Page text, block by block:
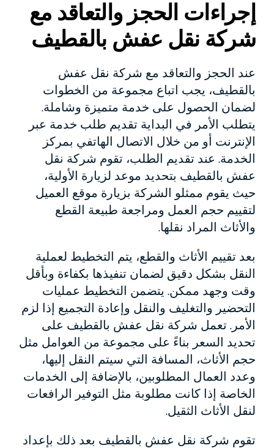
إجراءات الحجز والتعاقد مع
شركة نقل عفش بالقطيف
عند الحجز والتعاقد مع شركة نقل عفش
بالقطيف، يجب اتباع مجموعة من الخطوات
لضمان الحصول على خدمة متميزة وشاملة.
يتطلب الأمر في البداية تقديم طلب خدمة عبر
الإنترنت أو من خلال الاتصال الهاتفي بمركز
الخدمة. عند تقديم الطلب، تقوم شركة نقل
عفش بالقطيف بتحديد موعد لزيارة الأولية،
حيث يقوم ممثلو الشركة بزيارة موقع العميل
لتقييم حجم العمل ومراجعة طبيعة القطع
والأثاث المراد نقلها.
بعد تقييم الأثاث والقطع، يتم التخطيط لعملية
النقل بشكل دقيق لضمان تنفيذها بكفاءة وبأقل
وقت وجهد ممكن. يتضمن التخطيط عمليات
التحضير والتغليف والنقل وإعادة التجميع إذا لزم
الأمر. تعمل شركة نقل عفش بالقطيف على
تحديد السعر بناءً على مجموعة من العوامل مثل
حجم الأثاث، المسافة التي سيتم النقل إليها،
وعدد العمال المطلوبين، بالإضافة إلى الخدمات
الخاصة إذا كانت مطلوبة مثل التوفير الرافعات
لنقل الأثاث الثقيل.
تقوم شركة نقل عفش بالقطيف بعد ذلك بإعداد